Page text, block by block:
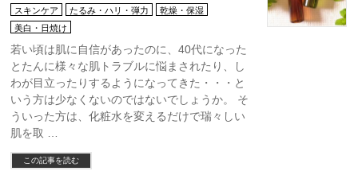
スキンケア
たるみ・ハリ・弾力
乾燥・保湿
美白・日焼け
若い頃は肌に自信があったのに、40代になった
とたんに様々な肌トラブルに悩まされたり、し
わが目立ったりするようになってきた・・・と
いう方は少なくないのではないでしょうか。 そ
ういった方は、化粧水を変えるだけで瑞々しい
肌を取 …
この記事を読む